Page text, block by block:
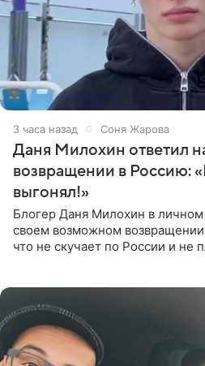
3 часа назад Соня Жарова
Даня Милохин ответил
возвращении в Россию:
выгонял!»
Блогер Даня Милохин в личном
своем возможном возвращении
что не скучает по России и не